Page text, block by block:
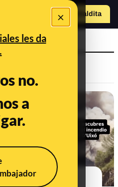
×
les da
no.
a
Hazte Maldito